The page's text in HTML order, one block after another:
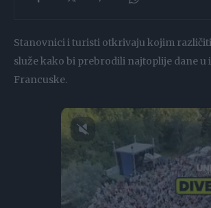
Stanovnici i turisti otkrivaju kojim
služe kako bi prebrodili najtoplije dane u
Francuske.